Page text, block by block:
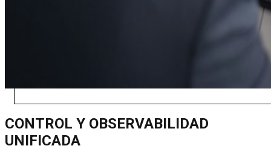
CONTROL Y OBSERVABILIDAD
UNIFICADA